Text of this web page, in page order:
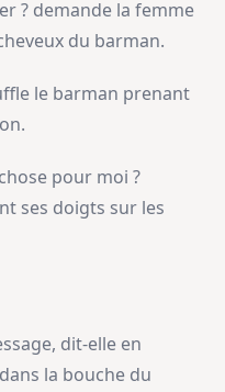
? demande la femme
du barman.
le barman prenant
pour moi ?
ses doigts sur les
dit-elle en
la bouche du